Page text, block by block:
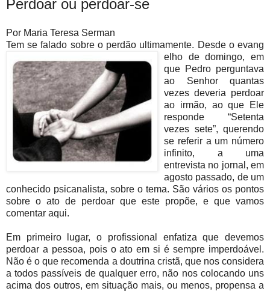
Perdoar ou perdoar-se
Por Maria Teresa Serman
Tem se falado sobre o perdão ultimamente. Desde o evang
elho de domingo, em
que Pedro perguntava
ao Senhor quantas
vezes deveria perdoar
ao irmão, ao que Ele
responde “Setenta
vezes sete”, querendo
se referir a um número
infinito, a uma
entrevista no jornal, em
agosto passado, de um
conhecido psicanalista, sobre o tema. São vários os pontos
sobre o ato de perdoar que este propõe, e que vamos
comentar aqui.
Em primeiro lugar, o profissional enfatiza que devemos
perdoar a pessoa, pois o ato em si é sempre imperdoável.
Não é o que recomenda a doutrina cristã, que nos considera
a todos passíveis de qualquer erro, não nos colocando uns
acima dos outros, em situação mais, ou menos, propensa a